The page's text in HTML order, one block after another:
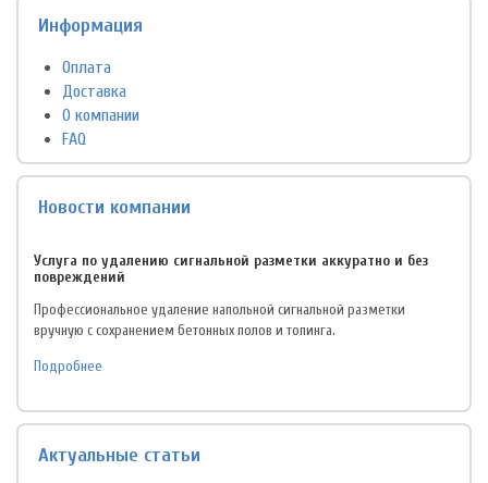
Информация
Оплата
Доставка
О компании
FAQ
Новости компании
Услуга по удалению сигнальной разметки аккуратно и без
повреждений
Профессиональное удаление напольной сигнальной разметки
вручную с сохранением бетонных полов и топинга.
Подробнее
Актуальные статьи